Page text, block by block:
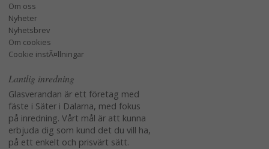
Om oss
Nyheter
Nyhetsbrev
Om cookies
Cookie instÃ¤llningar
Lantlig inredning
Glasverandan är ett företag med
fäste i Säter i Dalarna, med fokus
på inredning. Vårt mål är att kunna
erbjuda dig som kund det du vill ha,
på ett enkelt och prisvärt sätt.